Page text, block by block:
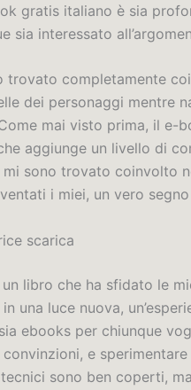
gratis italiano è sia
sia interessato
trovato completamente
dei personaggi mentre
mai visto prima, il e-
aggiunge un livello di
mi sono trovato coinvolto
i miei, un vero
scarica
libro che ha sfidato le
una luce nuova,
ebooks per chiunque
e
sono ben coperti,